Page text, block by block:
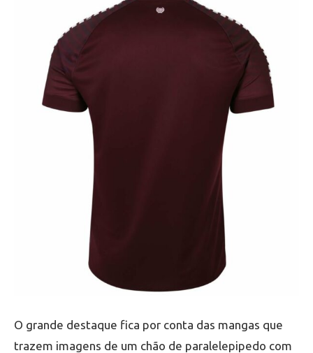
O grande destaque fica por conta das mangas que
trazem imagens de um chão de paralelepipedo com